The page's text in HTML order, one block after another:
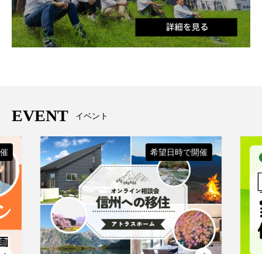
EVENT イベント
希望日時で開催